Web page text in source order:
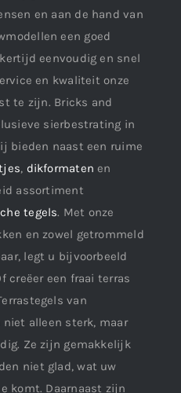
en aan de hand van
een goed
eenvoudig en snel
en kwaliteit onze
te zijn. Bricks and
sierbestrating in
bieden naast een ruime
, dikformaten en
assortiment
tegels. Met onze
en zowel getrommeld
legt u bijvoorbeeld
creëer een fraai terras
van
alleen sterk, maar
Ze zijn gemakkelijk
niet glad, wat uw
komt. Daarnaast zijn